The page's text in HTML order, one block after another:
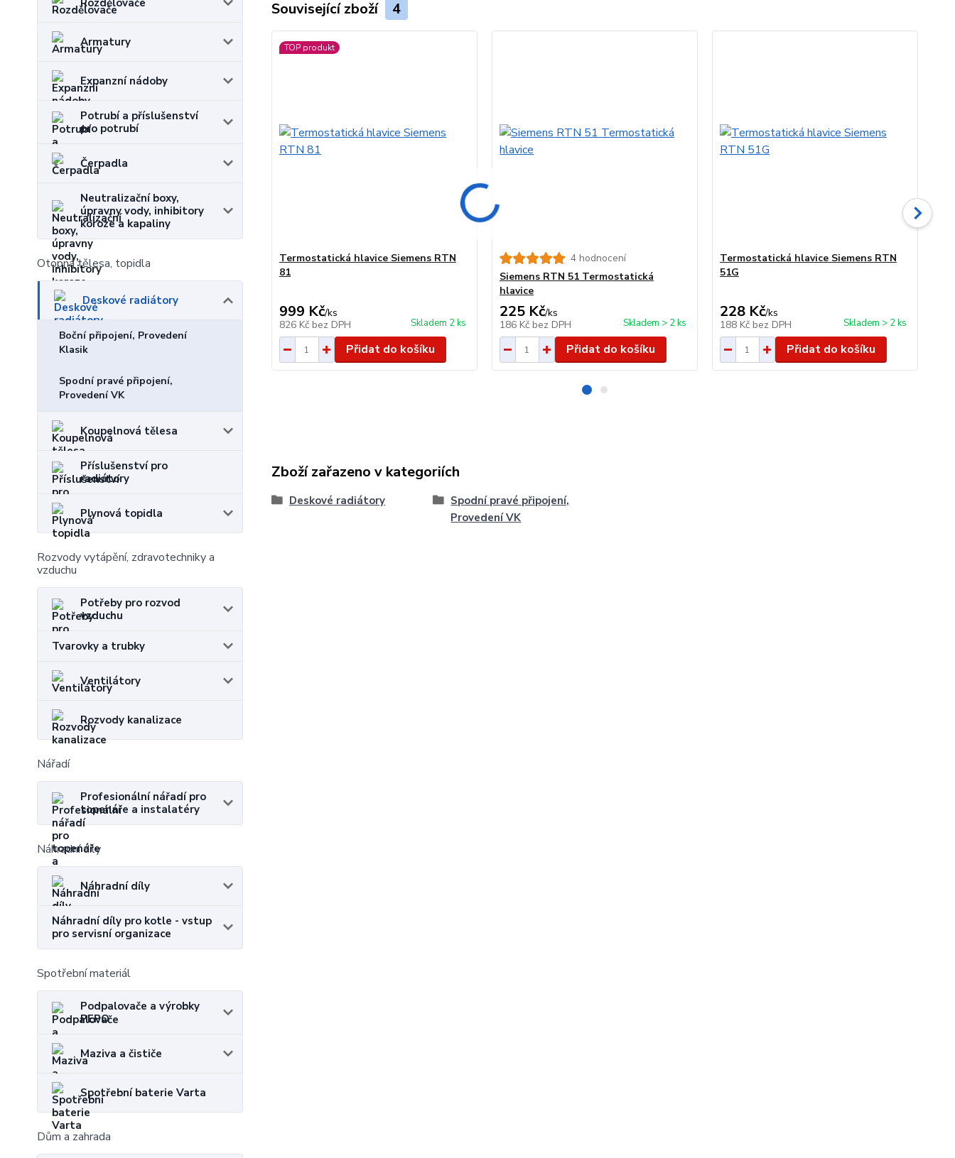
Armatury
Expanzní nádoby
Potrubí a příslušenství
pro potrubí
Čerpadla
Neutralizační boxy,
úpravny vody, inhibitory
koroze a kapaliny
Otopná tělesa, topidla
Deskové radiátory
Boční připojení, Provedení
Klasik
Spodní pravé připojení,
Provedení VK
Koupelnová tělesa
Příslušenství pro
radiátory
Plynová topidla
Rozvody vytápění, zdravotechniky a
vzduchu
Potřeby pro rozvod
vzduchu
Tvarovky a trubky
Ventilátory
Rozvody kanalizace
Nářadí
Profesionální nářadí pro
topenáře a instalatéry
Náhradní díly
Náhradní díly
Náhradní díly pro kotle - vstup
pro servisní organizace
Spotřební materiál
Podpalovače a výrobky
PEPO
Maziva a čističe
Spotřební baterie Varta
Dům a zahrada
Související zboží 4
TOP produkt
Termostatická hlavice Siemens RTN
81
999 Kč/ks
826 Kč bez DPH Skladem 2 ks
Přidat do košíku
4 hodnocení
Siemens RTN 51 Termostatická
hlavice
225 Kč/ks
186 Kč bez DPH Skladem > 2 ks
Přidat do košíku
Termostatická hlavice Siemens RTN
51G
228 Kč/ks
188 Kč bez DPH Skladem > 2 ks
Přidat do košíku
Zboží zařazeno v kategoriích
Deskové radiátory
Spodní pravé připojení,
Provedení VK